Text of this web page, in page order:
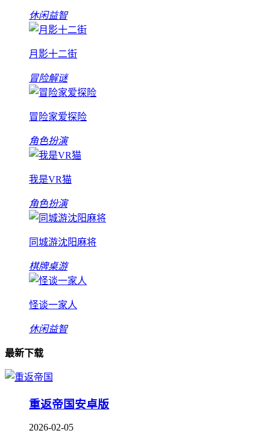
休闲益智
月影十二街
冒险解谜
冒险家爱探险
角色扮演
我是VR猫
角色扮演
同城游沈阳麻将
棋牌桌游
怪谈一家人
休闲益智
最新下载
重返帝国安卓版
2026-02-05